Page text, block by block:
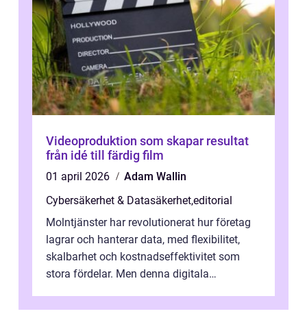
Videoproduktion som skapar resultat
från idé till färdig film
01 april 2026
Adam Wallin
Cybersäkerhet & Datasäkerhet,editorial
Molntjänster har revolutionerat hur företag
lagrar och hanterar data, med flexibilitet,
skalbarhet och kostnadseffektivitet som
stora fördelar. Men denna digitala